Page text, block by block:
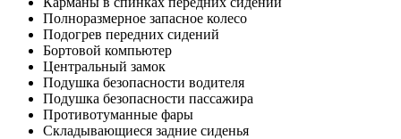
Полноразмерное запасное колесо
Подогрев передних сидений
Бортовой компьютер
Центральный замок
Подушка безопасности водителя
Подушка безопасности пассажира
Противотуманные фары
Складывающиеся задние сиденья